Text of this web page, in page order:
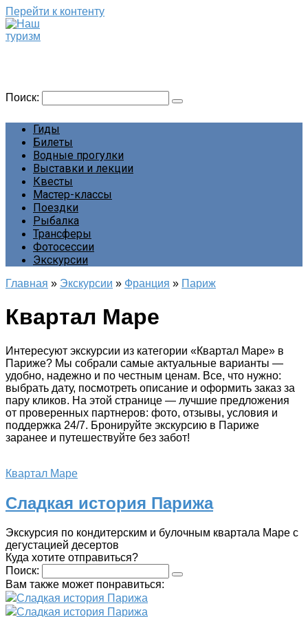
Перейти к контенту
Поиск:
Гиды
Билеты
Водные прогулки
Выставки и лекции
Квесты
Мастер-классы
Поездки
Рыбалка
Трансферы
Фотосессии
Экскурсии
Главная » Экскурсии » Франция » Париж
Квартал Маре
Интересуют экскурсии из категории «Квартал Маре» в
Париже? Мы собрали самые актуальные варианты —
удобно, надежно и по честным ценам. Все, что нужно:
выбрать дату, посмотреть описание и оформить заказ за
пару кликов. На этой странице — лучшие предложения
от проверенных партнеров: фото, отзывы, условия и
поддержка 24/7. Бронируйте экскурсию в Париже
заранее и путешествуйте без забот!
Квартал Маре
Сладкая история Парижа
Экскурсия по кондитерским и булочным квартала Маре с
дегустацией десертов
Куда хотите отправиться?
Поиск:
Вам также может понравиться:
Сладкая история Парижа
Сладкая история Парижа